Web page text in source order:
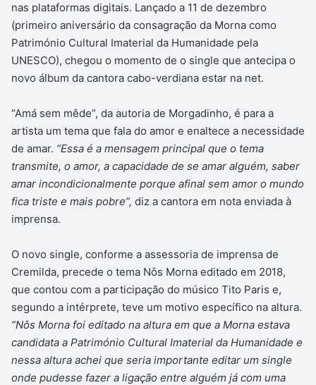
nas plataformas digitais. Lançado a 11 de dezembro
(primeiro aniversário da consagração da Morna como
Património Cultural Imaterial da Humanidade pela
UNESCO), chegou o momento de o single que antecipa o
novo álbum da cantora cabo-verdiana estar na net.
“Amá sem mêde”, da autoria de Morgadinho, é para a
artista um tema que fala do amor e enaltece a necessidade
de amar. “Essa é a mensagem principal que o tema
transmite, o amor, a capacidade de se amar alguém, saber
amar incondicionalmente porque afinal sem amor o mundo
fica triste e mais pobre”, diz a cantora em nota enviada à
imprensa.
O novo single, conforme a assessoria de imprensa de
Cremilda, precede o tema Nôs Morna editado em 2018,
que contou com a participação do músico Tito Paris e,
segundo a intérprete, teve um motivo específico na altura.
“Nôs Morna foi editado na altura em que a Morna estava
candidata a Património Cultural Imaterial da Humanidade e
nessa altura achei que seria importante editar um single
onde pudesse fazer a ligação entre alguém já com uma